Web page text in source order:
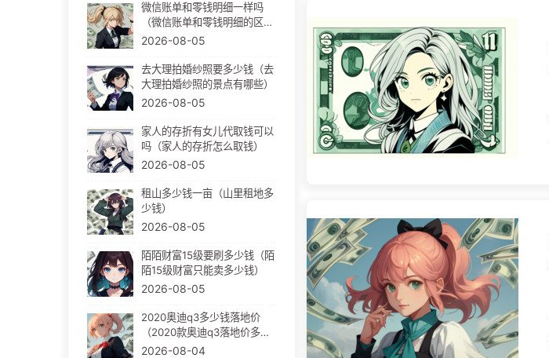
微信账单和零钱明细一样吗
（微信账单和零钱明细的区
别）
2026-08-05
去大理拍婚纱照要多少钱（去
大理拍婚纱照的景点有哪些）
2026-08-05
家人的存折有女儿代取钱可以
吗（家人的存折怎么取钱）
2026-08-05
租山多少钱一亩（山里租地多
少钱）
2026-08-05
陌陌财富15级要刷多少钱（陌
陌15级财富只能卖多少钱）
2026-08-05
2020奥迪q3多少钱落地价
（2020款奥迪q3落地价多
少）
2026-08-04